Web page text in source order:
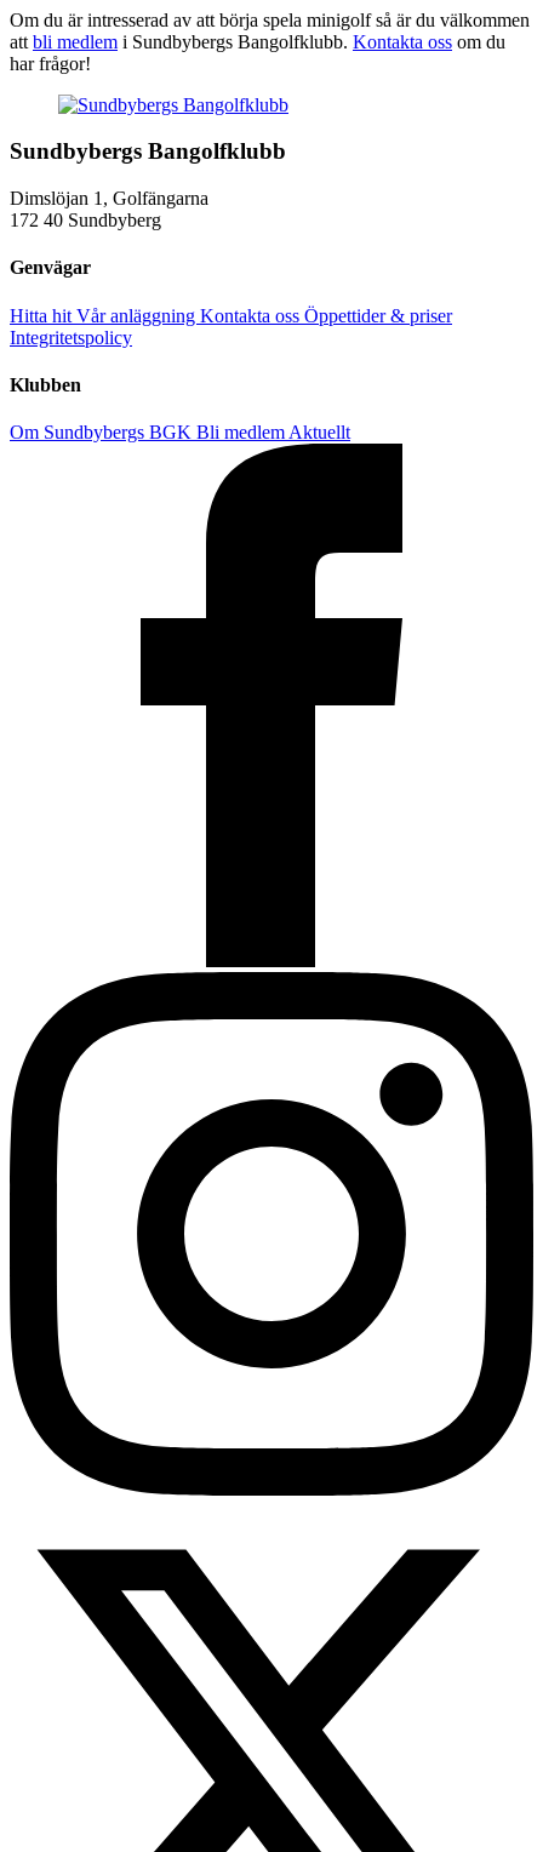
Om du är intresserad av att börja spela minigolf så är du välkommen
att bli medlem i Sundbybergs Bangolfklubb. Kontakta oss om du
har frågor!
Sundbybergs Bangolfklubb
Dimslöjan 1, Golfängarna
172 40 Sundbyberg
Genvägar
Hitta hit Vår anläggning Kontakta oss Öppettider & priser
Integritetspolicy
Klubben
Om Sundbybergs BGK Bli medlem Aktuellt